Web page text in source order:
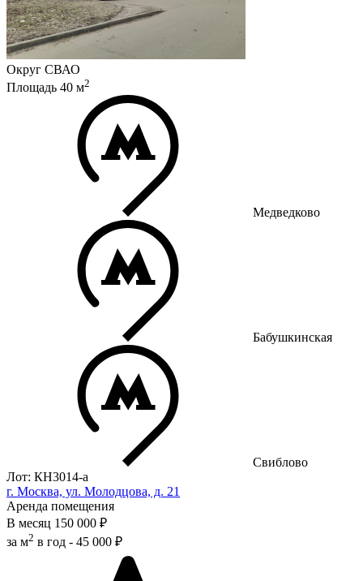
Округ СВАО
Площадь 40 м2
Медведково
Бабушкинская
Свиблово
Лот: КН3014-a
г. Москва, ул. Молодцова, д. 21
Аренда помещения
В месяц 150 000 ₽
за м2 в год - 45 000 ₽